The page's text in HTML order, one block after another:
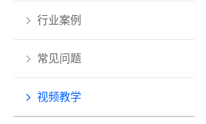
行业案例
常见问题
视频教学